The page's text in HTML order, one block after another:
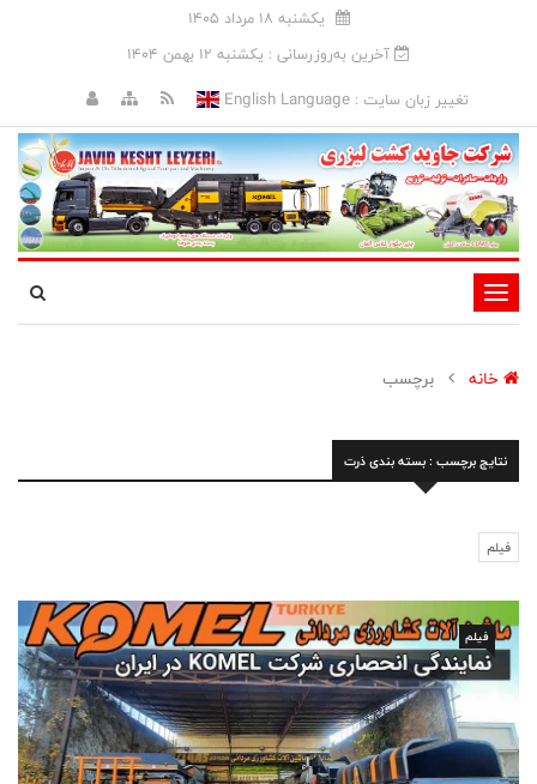
يکشنبه 18 مرداد 1405
آخرین به‌روزرسانی : يکشنبه 12 بهمن 1404
تغییر زبان سایت :English Language
تغییر
وضعیت
ناوبری
خانه برچسب
نتایج برچسب : بسته بندی ذرت
فیلم
فیلم